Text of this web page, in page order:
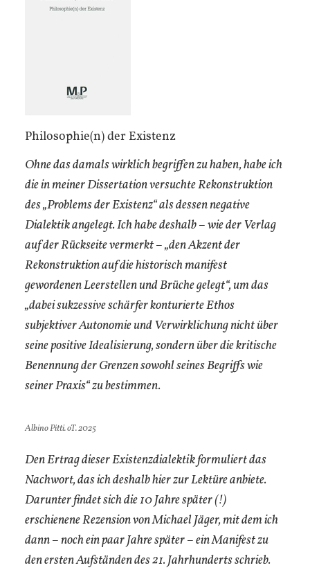
Philosophie(n) der Existenz
Ohne das damals wirklich begriffen zu haben, habe ich
die in meiner Dissertation versuchte Rekonstruktion
des „Problems der Existenz“ als dessen negative
Dialektik angelegt. Ich habe deshalb – wie der Verlag
auf der Rückseite vermerkt – „den Akzent der
Rekonstruktion auf die historisch manifest
gewordenen Leerstellen und Brüche gelegt“, um das
„dabei sukzessive schärfer konturierte Ethos
subjektiver Autonomie und Verwirklichung nicht über
seine positive Idealisierung, sondern über die kritische
Benennung der Grenzen sowohl seines Begriffs wie
seiner Praxis“ zu bestimmen.
Albino Pitti. oT. 2025
Den Ertrag dieser Existenzdialektik formuliert das
Nachwort, das ich deshalb hier zur Lektüre anbiete.
Darunter findet sich die 10 Jahre später (!)
erschienene Rezension von Michael Jäger, mit dem ich
dann – noch ein paar Jahre später – ein Manifest zu
den ersten Aufständen des 21. Jahrhunderts schrieb.